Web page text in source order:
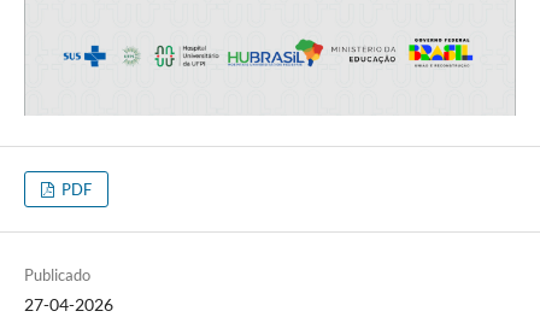
PDF
Publicado
27-04-2026